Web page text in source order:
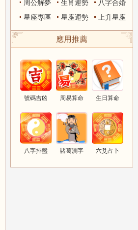
周公解夢 生肖運勢
八字合婚
星座專區
星座運勢 上升星座
應用推薦
號碼吉凶 周易算命 生日算命
八字排盤 諸葛測字 六爻占卜